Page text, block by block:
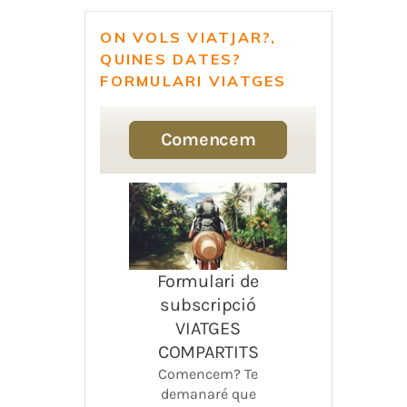
ON VOLS VIATJAR?,
QUINES DATES?
FORMULARI VIATGES